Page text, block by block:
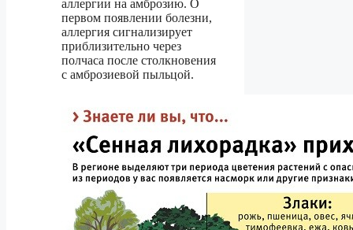
аллергии на амброзию. О
первом появлении болезни,
аллергия сигнализирует
приблизительно через
полчаса после столкновения
с амброзиевой пыльцой.